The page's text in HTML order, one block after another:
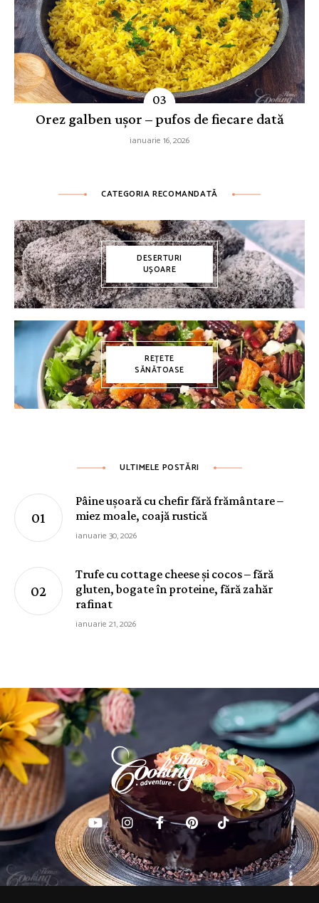
Orez galben ușor – pufos de fiecare dată
ianuarie 16, 2026
CATEGORIA RECOMANDATĂ
DESERTURI
UȘOARE
REȚETE
SĂNĂTOASE
ULTIMELE POSTĂRI
Pâine ușoară cu chefir fără frământare –
miez moale, coajă rustică
ianuarie 30, 2026
Trufe cu cottage cheese și cocos – fără
gluten, bogate în proteine, fără zahăr
rafinat
ianuarie 21, 2026